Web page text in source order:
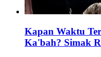
Kapan Waktu
Ka'bah? Simak